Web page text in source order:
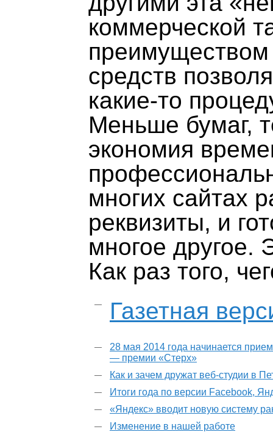
коммерческой
преимуществом
средств
какие-то
Меньше бумаг,
экономия
многих сайтах
реквизиты, и
многое другое.
Как раз того,
Газетная
28 мая 2014 года начинается
— премии «Стерх»
Как и зачем дружат веб-студии в
Итоги года по версии Facebook,
«Яндекс» вводит новую систему
Изменение в нашей работе